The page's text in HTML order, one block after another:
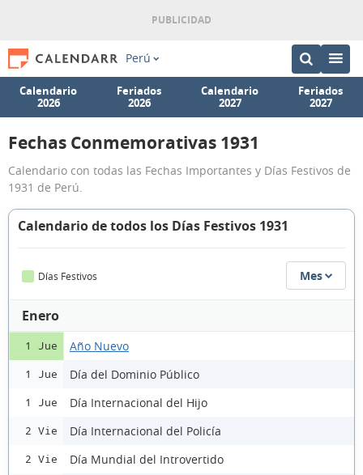
Perú
Calendario
2026
Feriados
2026
Calendario
2027
Feriados
2027
Fechas Conmemorativas 1931
Calendario con todas las Fechas Importantes y Días Festivos de
1931 de Perú.
Calendario de todos los Días Festivos 1931
Días Festivos Mes
Enero
1 Jue Año Nuevo
1 Jue Día del Dominio Público
1 Jue Día Internacional del Hijo
2 Vie Día Internacional del Policía
2 Vie Día Mundial del Introvertido